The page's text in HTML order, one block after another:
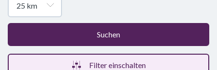
Suchen
Filter einschalten